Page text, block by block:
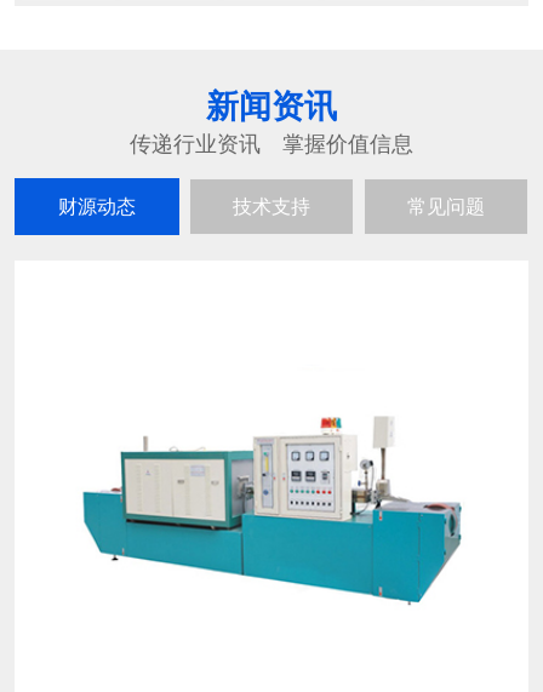
新闻资讯
传递行业资讯 掌握价值信息
财源动态 技术支持 常见问题